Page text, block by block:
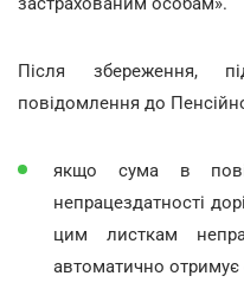
Після збереження,
повідомлення до
якщо сума в
непрацездатності
цим листкам
автоматично отримує